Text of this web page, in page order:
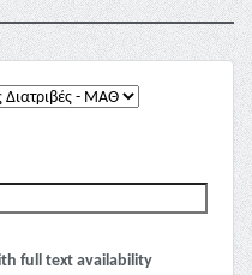
full text availability